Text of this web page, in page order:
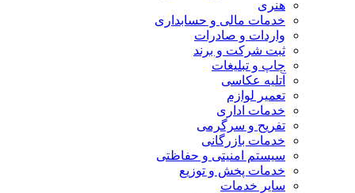
هنری
خدمات مالی و حسابداری
واردات و صادرات
ثبت شرکت و برند
چاپ و تبلیغات
آتلیه عکاسی
تعمیر لوازم
خدمات اداری
تفریح و سرگرمی
خدمات بازرگانی
سیستم امنیتی و حفاظتی
خدمات پخش و توزیع
سایر خدمات